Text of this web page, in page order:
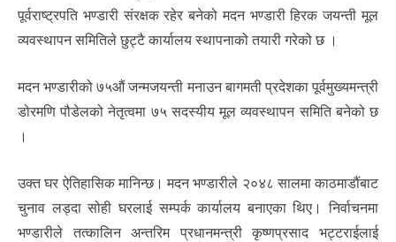
पूर्वराष्ट्रपति भण्डारी संरक्षक रहेर बनेको मदन भण्डारी हिरक जयन्ती मूल
व्यवस्थापन समितिले छुट्टै कार्यालय स्थापनाको तयारी गरेको छ ।
मदन भण्डारीको ७५औं जन्मजयन्ती मनाउन बागमती प्रदेशका पूर्वमुख्यमन्त्री
डोरमणि पौडेलको नेतृत्वमा ७५ सदस्यीय मूल व्यवस्थापन समिति बनेको छ
।
उक्त घर ऐतिहासिक मानिन्छ। मदन भण्डारीले २०४८ सालमा काठमाडौंबाट
चुनाव लड्दा सोही घरलाई सम्पर्क कार्यालय बनाएका थिए। निर्वाचनमा
भण्डारीले तत्कालिन अन्तरिम प्रधानमन्त्री कृष्णप्रसाद भट्टराईलाई